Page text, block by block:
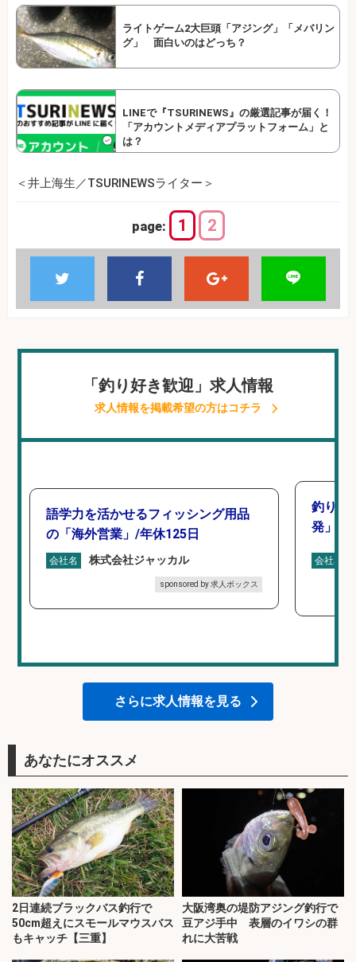
ライトゲーム2大巨頭「アジング」「メバリン
グ」 面白いのはどっち？
LINEで『TSURINEWS』の厳選記事が届く！
「アカウントメディアプラットフォーム」と
は？
＜井上海生／TSURINEWSライター＞
page: 1 2
「釣り好き歓迎」求人情報
求人情報を掲載希望の方はコチラ
語学力を活かせるフィッシング用品
の「海外営業」/年休125日
会社名 株式会社ジャッカル
sponsored by 求人ボックス
釣り好
発」/
会社名
さらに求人情報を見る
あなたにオススメ
2日連続ブラックバス釣行で
50cm超えにスモールマウスバス
もキャッチ【三重】
大阪湾奥の堤防アジング釣行で
豆アジ手中 表層のイワシの群
れに大苦戦